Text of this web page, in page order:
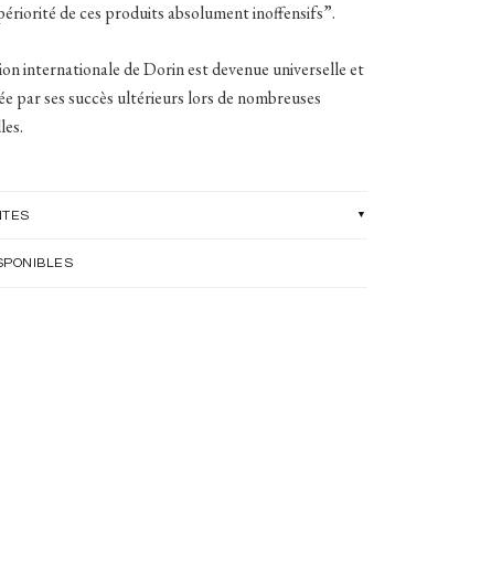
de ces produits absolument inoffensifs”.
internationale de Dorin est devenue universelle et
par ses succès ultérieurs lors de nombreuses